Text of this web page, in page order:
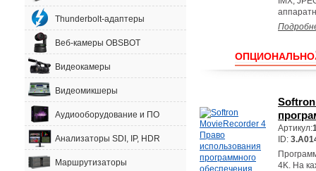
Thunderbolt-адаптеры
Веб-камеры OBSBOT
Видеокамеры
Видеомикшеры
Аудиооборудование и ПО
Анализаторы SDI, IP, HDR
Маршрутизаторы
ОПЦИОНАЛЬНО
Артикул:
ID:
4K. На